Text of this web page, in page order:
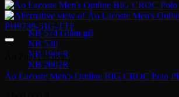
New Balance
NB 574
NB 530
NB 1906R
NB 2002R
Áo Polo Lacoste
Áo Lacoste Men’s Outline BIG CROC Polo